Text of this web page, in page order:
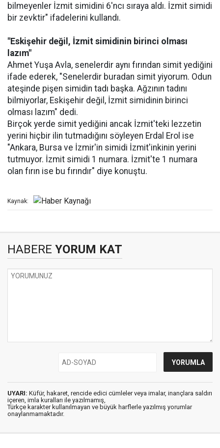
bilmeyenler İzmit simidini 6'ncı sıraya aldı. İzmit simidi
bir zevktir" ifadelerini kullandı.
"Eskişehir değil, İzmit simidinin birinci olması
lazım"
Ahmet Yuşa Avla, senelerdir aynı fırından simit yediğini
ifade ederek, "Senelerdir buradan simit yiyorum. Odun
ateşinde pişen simidin tadı başka. Ağzının tadını
bilmiyorlar, Eskişehir değil, İzmit simidinin birinci
olması lazım" dedi.
Birçok yerde simit yediğini ancak İzmit'teki lezzetin
yerini hiçbir ilin tutmadığını söyleyen Erdal Erol ise
"Ankara, Bursa ve İzmir'in simidi İzmit'inkinin yerini
tutmuyor. İzmit simidi 1 numara. İzmit'te 1 numara
olan fırın ise bu fırındır" diye konuştu.
Kaynak:
HABERE YORUM KAT
UYARI: Küfür, hakaret, rencide edici cümleler veya imalar, inançlara saldırı
içeren, imla kuralları ile yazılmamış,
Türkçe karakter kullanılmayan ve büyük harflerle yazılmış yorumlar
onaylanmamaktadır.